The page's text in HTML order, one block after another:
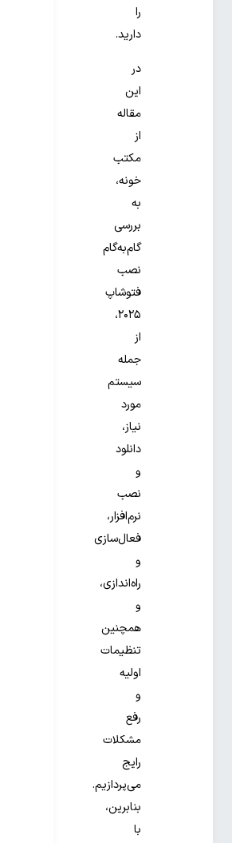
را
دارید.
در
این
مقاله
از
مکتب
خونه،
به
بررسی
گام‌به‌گام
نصب
فتوشاپ
۲۰۲۵،
از
جمله
سیستم
مورد
نیاز،
دانلود
و
نصب
نرم‌افزار،
فعال‌سازی
و
راه‌اندازی،
و
همچنین
تنظیمات
اولیه
و
رفع
مشکلات
رایج
می‌پردازیم.
بنابرین،
با